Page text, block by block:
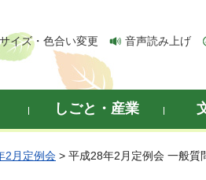
イズ・色合い変更 音声読み上げ
しごと・産業
2月定例会 > 平成28年2月定例会 一般